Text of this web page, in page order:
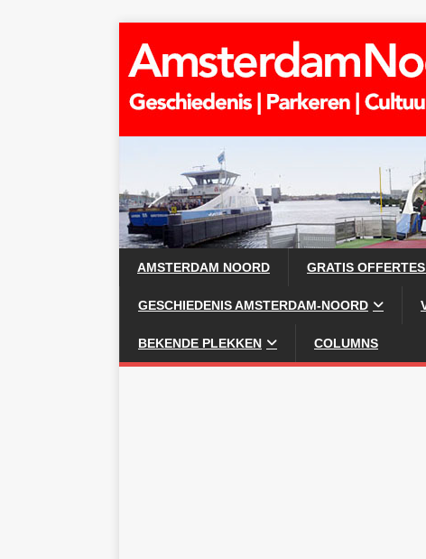
AMSTERDAM NOORD GRATIS
GESCHIEDENIS AMSTERDAM-NOORD
BEKENDE PLEKKEN COLUMNS